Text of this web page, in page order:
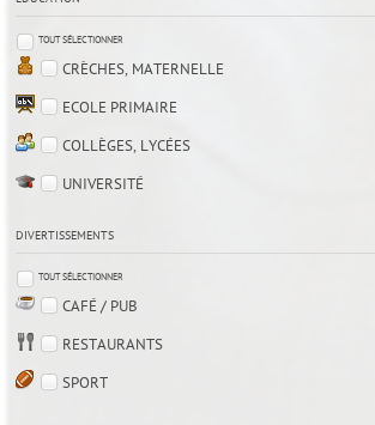
TOUT SÉLECTIONNER
CRÈCHES, MATERNELLE
ECOLE PRIMAIRE
COLLÈGES, LYCÉES
UNIVERSITÉ
DIVERTISSEMENTS
TOUT SÉLECTIONNER
CAFÉ / PUB
RESTAURANTS
SPORT